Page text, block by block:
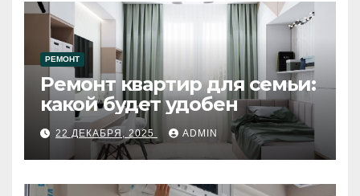
РЕМОНТ
Ремонт квартир для семьи:
какой будет удобен
22 ДЕКАБРЯ, 2025 ADMIN